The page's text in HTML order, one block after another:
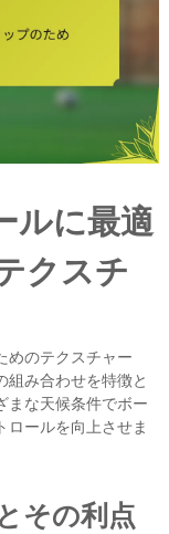
ルに最適
クスチ
めのテクスチャー
組み合わせを特徴と
まな天候条件でボー
ロールを向上させま
その利点